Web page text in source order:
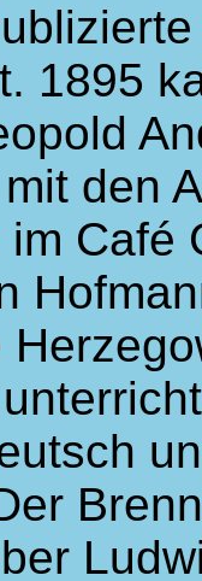
1895
den
Café